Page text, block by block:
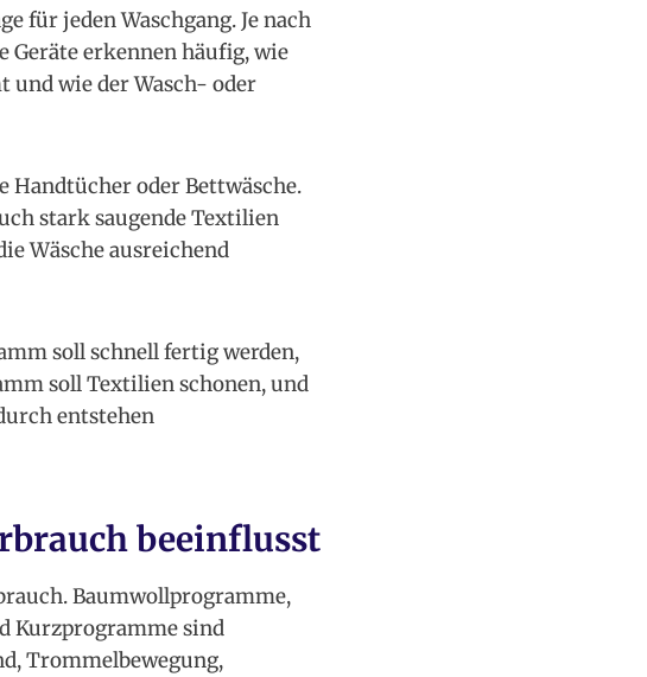
für jeden Waschgang. Je nach
Geräte erkennen häufig, wie
und wie der Wasch- oder
Handtücher oder Bettwäsche.
stark saugende Textilien
Wäsche ausreichend
soll schnell fertig werden,
soll Textilien schonen, und
entstehen
beeinflusst
Baumwollprogramme,
Kurzprogramme sind
Trommelbewegung,